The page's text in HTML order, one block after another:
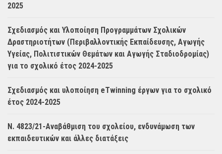
2025
Σχεδιασμός και Υλοποίηση Προγραμμάτων Σχολικών
Δραστηριοτήτων (Περιβαλλοντικής Εκπαίδευσης, Αγωγής
Υγείας, Πολιτιστικών Θεμάτων και Αγωγής Σταδιοδρομίας)
για το σχολικό έτος 2024-2025
Σχεδιασμός και υλοποίηση eTwinning έργων για το σχολικό
έτος 2024-2025
Ν. 4823/21-Αναβάθμιση του σχολείου, ενδυνάμωση των
εκπαιδευτικών και άλλες διατάξεις